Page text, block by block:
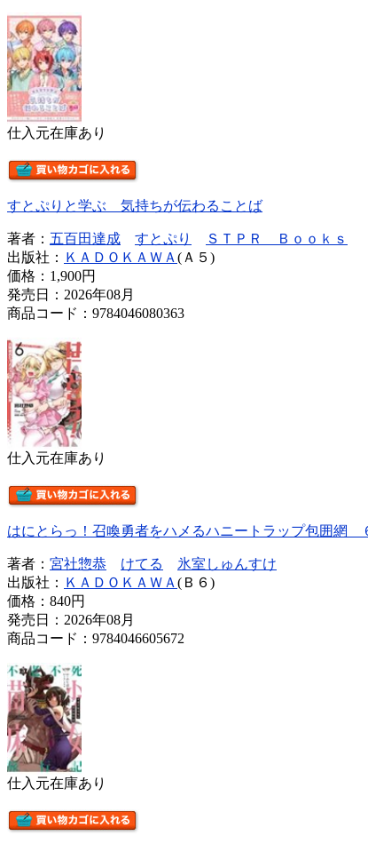
仕入元在庫あり
すとぷりと学ぶ 気持ちが伝わることば
著者： 五百田達成 すとぷり
ＳＴＰＲ Ｂｏｏｋｓ
出版社： ＫＡＤＯＫＡＷＡ (Ａ５)
価格： 1,900円
発売日：2026年08月
商品コード：9784046080363
仕入元在庫あり
はにとらっ！召喚勇者をハメるハニートラップ包囲網
著者： 宮社惣恭 けてる
氷室しゅんすけ
出版社： ＫＡＤＯＫＡＷＡ (Ｂ６)
価格： 840円
発売日：2026年08月
商品コード：9784046605672
仕入元在庫あり